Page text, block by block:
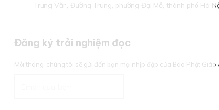
Trung Văn, Đường Trung, phường Đại Mỗ, thành phố Hà
Đăng ký trải nghiệm đọc
Mỗi tháng, chúng tôi sẽ gửi đến bạn mọi nhịp đập của Báo Phật Giáo